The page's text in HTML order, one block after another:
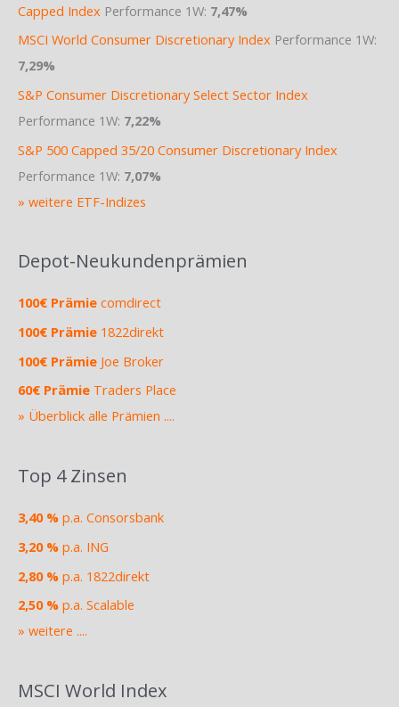
Capped Index Performance 1W: 7,47%
MSCI World Consumer Discretionary Index Performance 1W:
7,29%
S&P Consumer Discretionary Select Sector Index
Performance 1W: 7,22%
S&P 500 Capped 35/20 Consumer Discretionary Index
Performance 1W: 7,07%
» weitere ETF-Indizes
Depot-Neukundenprämien
100€ Prämie comdirect
100€ Prämie 1822direkt
100€ Prämie Joe Broker
60€ Prämie Traders Place
» Überblick alle Prämien ....
Top 4 Zinsen
3,40 % p.a. Consorsbank
3,20 % p.a. ING
2,80 % p.a. 1822direkt
2,50 % p.a. Scalable
» weitere ....
MSCI World Index